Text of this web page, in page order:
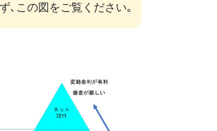
､この図をご覧ください｡